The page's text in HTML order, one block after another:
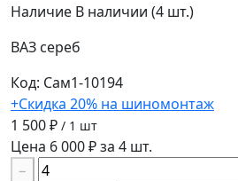
Наличие В наличии (4 шт.)
ВАЗ сереб
Код: Сам1-10194
+Скидка 20% на шиномонтаж
1 500 ₽ / 1 шт
Цена 6 000 ₽ за 4 шт.
−